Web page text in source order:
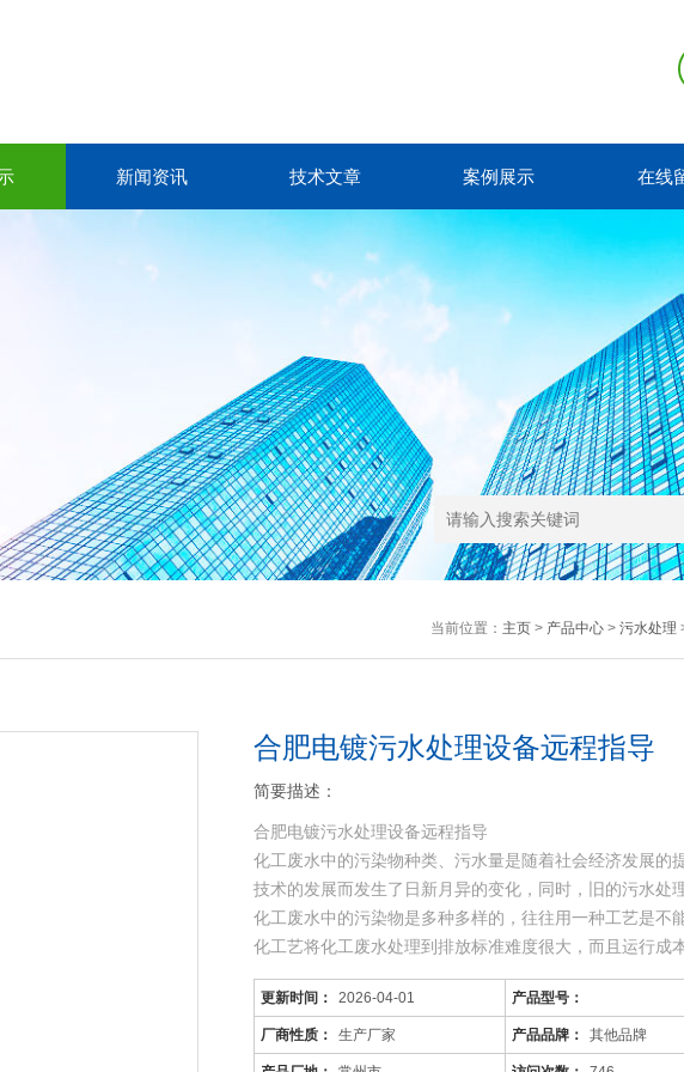
新闻资讯 技术文章 案例展示 在线
当前位置： 主页> 产品中心> 污水处理
合肥电镀污水处理设备远程指导
简要描述：
合肥电镀污水处理设备远程指导
化工废水中的污染物种类、污水量是随着社会经济发展的
技术的发展而发生了日新月异的变化，同时，旧的污水处
化工废水中的污染物是多种多样的，往往用一种工艺是不
化工艺将化工废水处理到排放标准难度很大，而且运行成
可生化性差，而且
更新时间： 2026-04-01 产品型号：
厂商性质： 生产厂家 产品品牌： 其他品牌